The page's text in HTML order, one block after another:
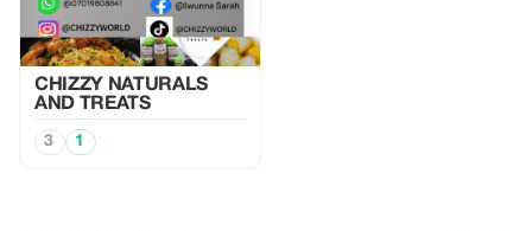
CHIZZY NATURALS
AND TREATS
3 1